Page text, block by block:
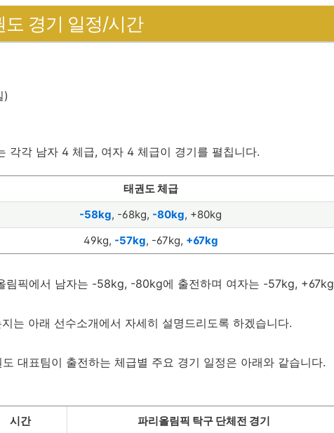
도 경기 일정/시간
)
각각 남자 4 체급, 여자 4 체급이 경기를 펼칩니다.
태권도 체급
-58kg, -68kg, -80kg, +80kg
49kg, -57kg, -67kg, +67kg
림픽에서 남자는 -58kg, -80kg에 출전하며 여자는 -57kg, +67kg
는 아래 선수소개에서 자세히 설명드리도록 하겠습니다.
대표팀이 출전하는 체급별 주요 경기 일정은 아래와 같습니다.
시간 파리올림픽 탁구 단체전 경기